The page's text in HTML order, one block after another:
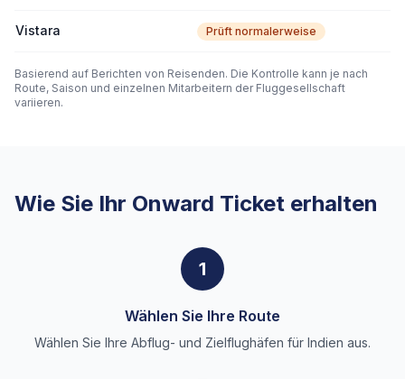
Vistara Prüft normalerweise
Basierend auf Berichten von Reisenden. Die Kontrolle kann je nach
Route, Saison und einzelnen Mitarbeitern der Fluggesellschaft
variieren.
Wie Sie Ihr Onward Ticket erhalten
1
Wählen Sie Ihre Route
Wählen Sie Ihre Abflug- und Zielflughäfen für Indien aus.